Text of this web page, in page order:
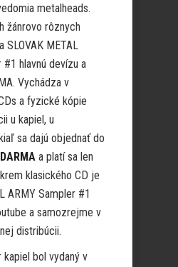
metalheads.
žánrovo rôznych
SLOVAK METAL
#1 hlavnú devízu a
Vychádza v
a fyzické kópie
u kapiel, u
sa dajú objednať do
a platí sa len
klasického CD je
ARMY Sampler #1
a samozrejme v
distribúcii.
bol vydaný v